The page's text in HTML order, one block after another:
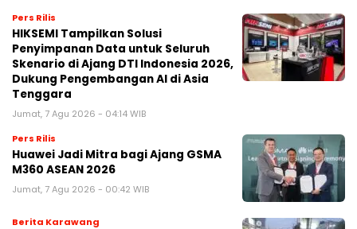
Pers Rilis
HIKSEMI Tampilkan Solusi
Penyimpanan Data untuk Seluruh
Skenario di Ajang DTI Indonesia 2026,
Dukung Pengembangan AI di Asia
Tenggara
Jumat, 7 Agu 2026 - 04:14 WIB
Pers Rilis
Huawei Jadi Mitra bagi Ajang GSMA
M360 ASEAN 2026
Jumat, 7 Agu 2026 - 00:42 WIB
Berita Karawang